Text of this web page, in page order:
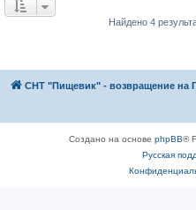
н
е
Найдено 4
СНТ "Пищевик" - возвращение на
Создано на основе phpBB®
Русская